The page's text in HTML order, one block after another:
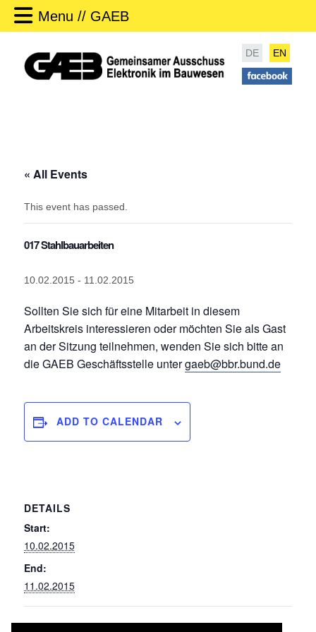
Menu // GAEB
DE EN
« All Events
This event has passed.
017 Stahlbauarbeiten
10.02.2015 - 11.02.2015
Sollten Sie sich für eine Mitarbeit in diesem
Arbeitskreis interessieren oder möchten Sie als Gast
an der Sitzung teilnehmen, wenden Sie sich bitte an
die GAEB Geschäftsstelle untergaeb@bbr.bund.de
ADD TO CALENDAR
DETAILS
Start:
10.02.2015
End:
11.02.2015
053 Niederspannungsanlagen –